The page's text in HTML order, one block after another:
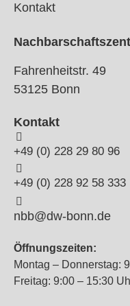
Kontakt
Fahrenheitstr. 49
53125 Bonn
Kontakt
+49 (0) 228 29 80 96
+49 (0) 228 92 58 333
nbb@dw-bonn.de
Öffnungszeiten:
Montag – Donnerstag:
Freitag: 9:00 – 15:30